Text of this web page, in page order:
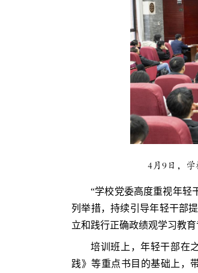
4月9日，
“学校党委高度重视年轻
列举措，持续引导年轻干部
立和践行正确政绩观学习教
培训班上，年轻干部在
践》等重点书目的基础上，